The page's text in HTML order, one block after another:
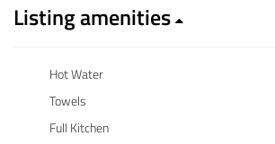
Listing amenities
Hot Water
Towels
Full Kitchen